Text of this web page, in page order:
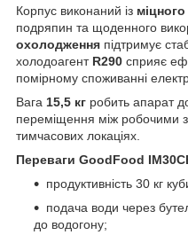
Корпус виконаний із
подряпин та щоденного
охолодження підтримує
холодоагент R290 сприяє
помірному споживанні
Вага 15,5 кг робить апарат
переміщення між робочими
тимчасових локаціях.
Переваги GoodFood
продуктивність 30 кг
подача води через
до водогону;